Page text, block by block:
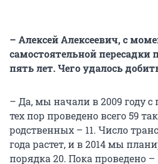
– Алексей Алексеевич, с
самостоятельной пересадки
пять лет. Чего удалось
– Да, мы начали в 2009 году с
тех пор проведено всего 59
родственных – 11. Число
года растет, и в 2014 мы
порядка 20. Пока проведено –